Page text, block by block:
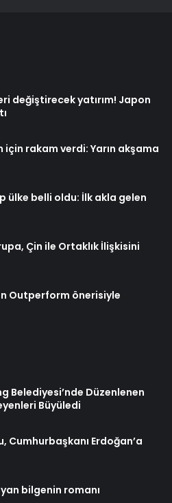
değiştirecek yatırım! Japon
için rakam verdi: Yarın akşama
ülke belli oldu: İlk akla gelen
Çin ile Ortaklık İlişkisini
Outperform önerisiyle
Belediyesi’nde Düzenlenen
Büyüledi
Cumhurbaşkanı Erdoğan’a
bilgenin romanı